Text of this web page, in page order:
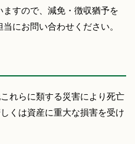
すので、減免・徴収猶予を
にお問い合わせください。
れらに類する災害により死亡
くは資産に重大な損害を受け